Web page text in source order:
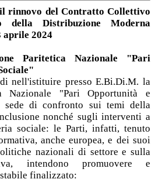
rinnovo del Contratto Collettivo
della Distribuzione Moderna
aprile 2024
Paritetica Nazionale "Pari
nell'istituire presso E.Bi.Di.M. la
Nazionale "Pari Opportunità e
sede di confronto sui temi della
nonché sugli interventi a
sociale: le Parti, infatti, tenuto
anche europea, e dei suoi
nazionali di settore e sulla
intendono promuovere e
finalizzato: